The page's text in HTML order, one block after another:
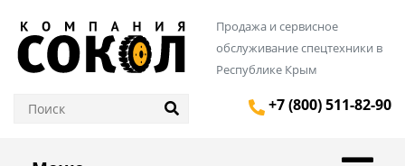
Продажа и сервисное
обслуживание спецтехники в
Республике Крым
+7 (800) 511-82-90